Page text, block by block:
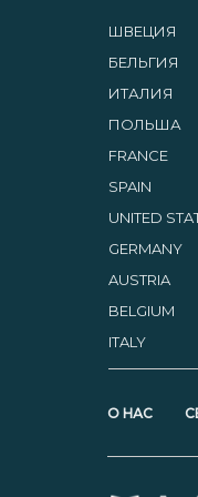
ШВЕЦИЯ
БЕЛЬГИЯ
ИТАЛИЯ
ПОЛЬША
FRANCE
SPAIN
UNITED
GERMANY
AUSTRIA
BELGIUM
ITALY
О НАС